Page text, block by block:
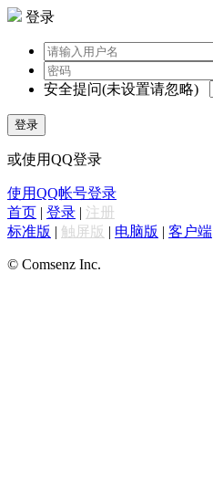
登录
安全提问(未设置请忽略)
登录
或使用QQ登录
使用QQ帐号登录
首页 | 登录 | 注册
标准版 | 触屏版 | 电脑版 | 客户端
© Comsenz Inc.